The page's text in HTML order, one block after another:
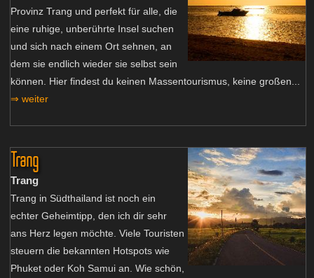
Provinz Trang und perfekt für alle, die
eine ruhige, unberührte Insel suchen
und sich nach einem Ort sehnen, an
dem sie endlich wieder sie selbst sein
können. Hier findest du keinen Massentourismus, keine großen...
⇒ weiter
Trang
Trang
Trang in Südthailand ist noch ein
echter Geheimtipp, den ich dir sehr
ans Herz legen möchte. Viele Touristen
steuern die bekannten Hotspots wie
Phuket oder Koh Samui an. Wie schön,